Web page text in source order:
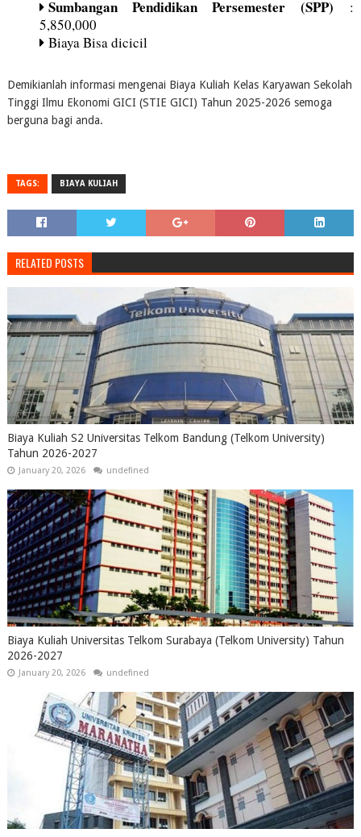
Sumbangan Pendidikan Persemester (SPP) :
5,850,000
Biaya Bisa dicicil
Demikianlah informasi mengenai Biaya Kuliah Kelas Karyawan Sekolah
Tinggi Ilmu Ekonomi GICI (STIE GICI) Tahun 2025-2026 semoga
berguna bagi anda.
TAGS: BIAYA KULIAH
RELATED POSTS
Biaya Kuliah S2 Universitas Telkom Bandung (Telkom University)
Tahun 2026-2027
January 20, 2026 undefined
Biaya Kuliah Universitas Telkom Surabaya (Telkom University) Tahun
2026-2027
January 20, 2026 undefined